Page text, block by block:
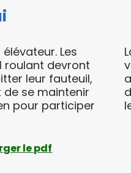
Les
roulant devront
leur fauteuil,
de se maintenir
pour participer
le pdf